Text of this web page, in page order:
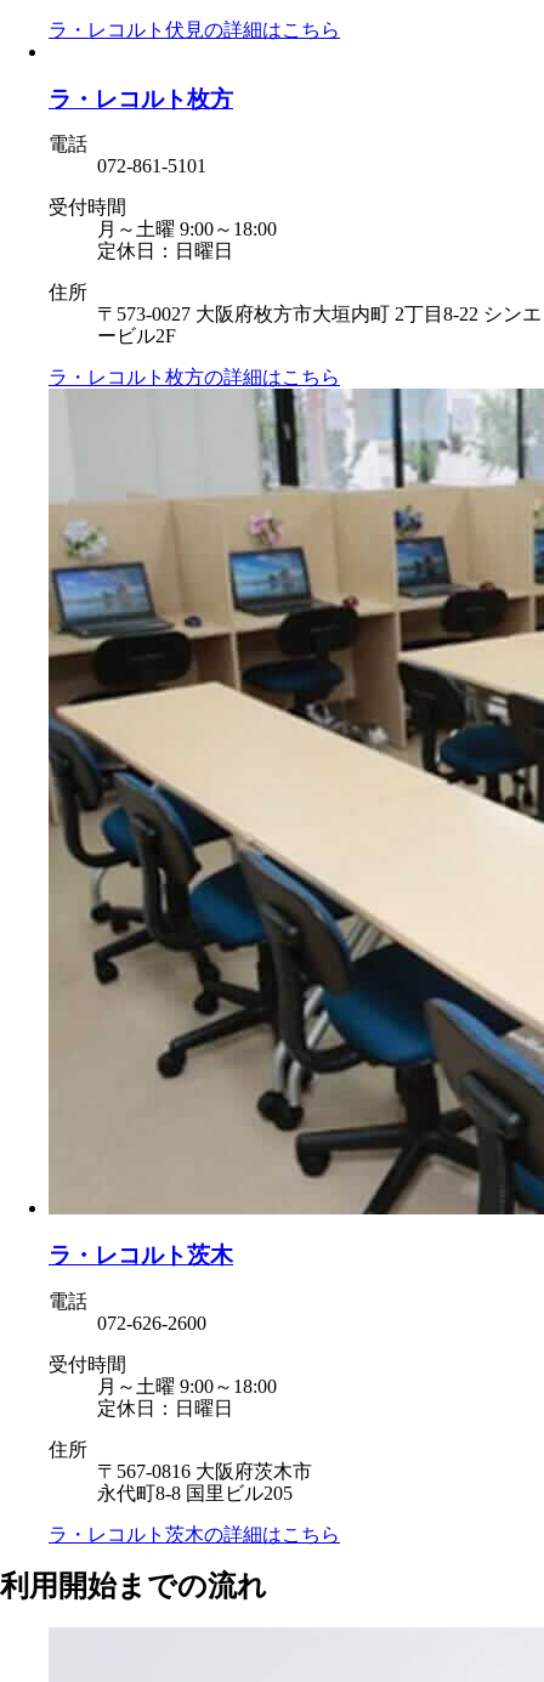
ラ・レコルト伏見の詳細はこちら
ラ・レコルト枚方
電話
072-861-5101
受付時間
月～土曜 9:00～18:00
定休日：日曜日
住所
〒573-0027 大阪府枚方市大垣内町 2丁目8-22 シンエ
ービル2F
ラ・レコルト枚方の詳細はこちら
ラ・レコルト茨木
電話
072-626-2600
受付時間
月～土曜 9:00～18:00
定休日：日曜日
住所
〒567-0816 大阪府茨木市
永代町8-8 国里ビル205
ラ・レコルト茨木の詳細はこちら
利用開始までの流れ